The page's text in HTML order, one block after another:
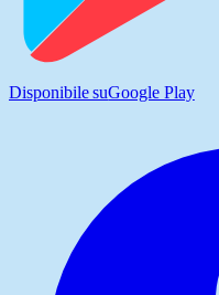
Disponibile suGoogle Play